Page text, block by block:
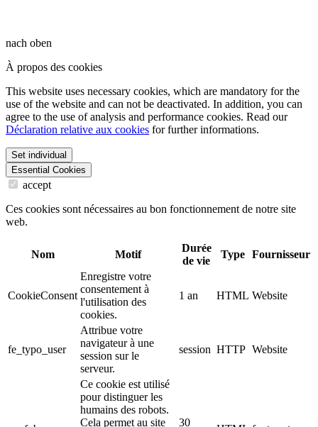
nach oben
À propos des cookies
This website uses necessary cookies, which are mandatory for the
use of the website and can not be deactivated. In addition, you can
agree to the use of analysis and performance cookies. Read our
Déclaration relative aux cookies for further informations.
Set individual
Essential Cookies
accept
Ces cookies sont nécessaires au bon fonctionnement de notre site
web.
Nom Motif
Durée
de vie
Type Fournisseur
CookieConsent
Enregistre votre
consentement à
l'utilisation des
cookies.
1 an HTML Website
fe_typo_user
Attribue votre
navigateur à une
session sur le
serveur.
session HTTP Website
Ce cookie est utilisé
pour distinguer les
humains des robots.
Cela permet au site
30